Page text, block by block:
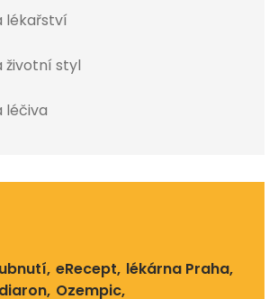
lékařství
životní styl
léčiva
eRecept lékárna Praha
Ozempic